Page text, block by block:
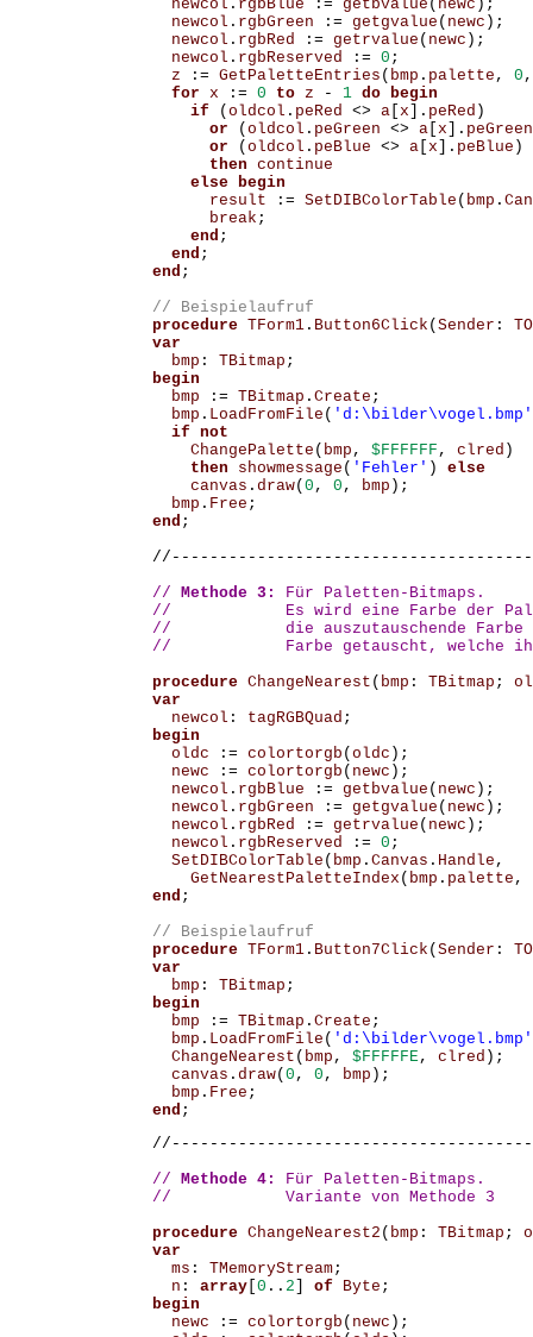
newcol . rgbBlue := getbvalue ( newc );
newcol . rgbGreen := getgvalue ( newc );
newcol . rgbRed := getrvalue ( newc );
newcol . rgbReserved := 0 ;
z
:= GetPaletteEntries ( bmp . palette , 0 ,
for x := 0 to z - 1 do begin
if
( oldcol . peRed <> a x ]. peRed )
or
( oldcol . peGreen <> a x ]. peGreen
or
( oldcol . peBlue <> a x ]. peBlue )
then continue
else begin
result
:= SetDIBColorTable ( bmp .
break ;
end ;
end ;
end ;
procedure TForm1 . Button6Click ( Sender :
var
bmp : TBitmap ;
begin
bmp
:= TBitmap . Create ;
bmp . LoadFromFile ( 'd:\bilder\vogel.bmp'
if not
ChangePalette ( bmp , $FFFFFF , clred )
then
showmessage ( 'Fehler' )
else
canvas . draw( 0 , 0 , bmp );
bmp . Free ;
end ;
// Methode 3: Für Paletten-Bitmaps.
//            Es wird eine Farbe der
//            die auszutauschende
//            Farbe getauscht, welche ihr
procedure ChangeNearest ( bmp : TBitmap ;
var
newcol : tagRGBQuad ;
begin
oldc
:= colortorgb ( oldc );
newc
:= colortorgb ( newc );
newcol . rgbBlue := getbvalue ( newc );
newcol . rgbGreen := getgvalue ( newc );
newcol . rgbRed := getrvalue ( newc );
newcol . rgbReserved := 0 ;
SetDIBColorTable ( bmp . Canvas . Handle ,
GetNearestPaletteIndex ( bmp . palette ,
end ;
procedure TForm1 . Button7Click ( Sender :
var
bmp : TBitmap ;
begin
bmp
:= TBitmap . Create ;
bmp . LoadFromFile ( 'd:\bilder\vogel.bmp'
ChangeNearest ( bmp , $FFFFFE, clred );
canvas . draw( 0 , 0 , bmp );
bmp . Free ;
end ;
// Methode 4: Für Paletten-Bitmaps.
//            Variante von Methode 3
procedure ChangeNearest2 ( bmp : TBitmap ;
var
ms : TMemoryStream;
n : array 0 .. 2 of Byte ;
begin
newc
:= colortorgb ( newc );